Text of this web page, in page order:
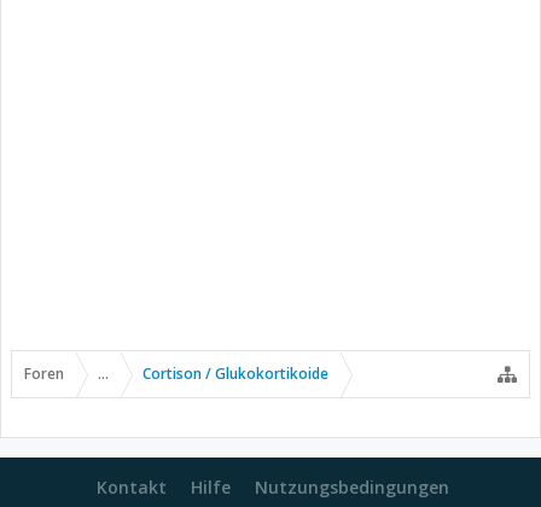
Foren ... Cortison / Glukokortikoide
Kontakt Hilfe Nutzungsbedingungen